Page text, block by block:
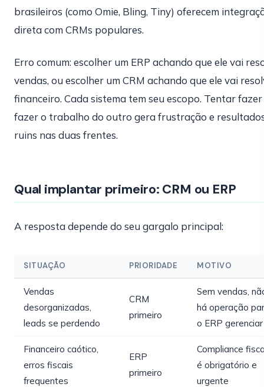
brasileiros (como Omie, Bling, Tiny) oferecem
direta com CRMs populares.
Erro comum: escolher um ERP achando que ele vai
vendas, ou escolher um CRM achando que ele vai
financeiro. Cada sistema tem seu escopo. Tentar
fazer o trabalho do outro gera frustração e
ruins nas duas frentes.
Qual implantar primeiro: CRM ou ERP
A resposta depende do seu gargalo principal:
SITUAÇÃO PRIORIDADE MOTIVO
Vendas
desorganizadas,
leads se perdendo
CRM
primeiro
Sem vendas,
há operação
o ERP gerenciar
Financeiro caótico,
erros fiscais
frequentes
ERP
primeiro
Compliance
é obrigatório e
urgente